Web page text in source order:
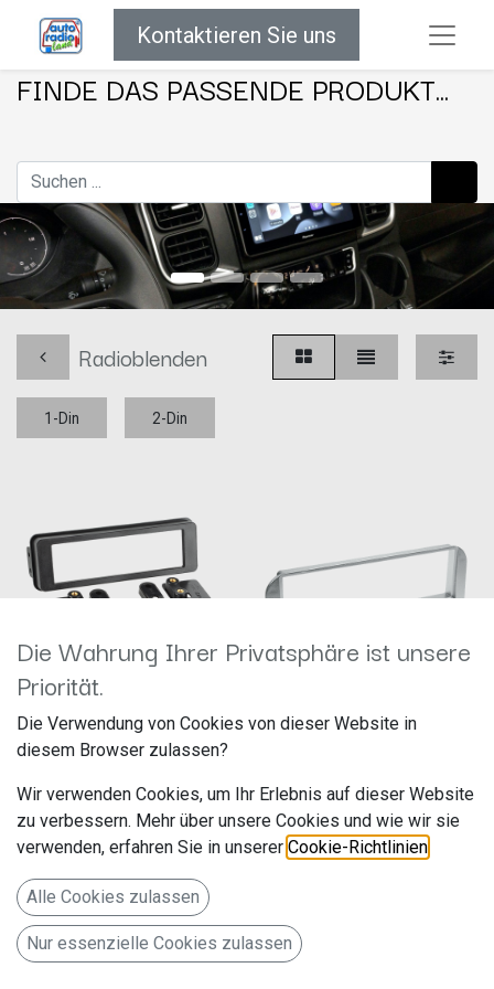
Kontaktieren Sie uns
FINDE DAS PASSENDE PRODUKT...
Radioblenden
1-Din 2-Din
1-DIN Radioblende Harley Davidson
281380-01
Hersteller: ACV
acv GmbH
Straßburger Allee 10-12
41812 Erkelenz
99,99€
1-DIN RB Alfa Romeo 147 / GT silber
281001-02
acv GmbH
Straßburger Allee 10-12
41812 Erkelenz
Deutschland www.acvgmbh.de
14,99
Die Wahrung Ihrer Privatsphäre ist unsere
Priorität.
Die Verwendung von Cookies von dieser Website in
diesem Browser zulassen?
Wir verwenden Cookies, um Ihr Erlebnis auf dieser Website
zu verbessern. Mehr über unsere Cookies und wie wir sie
verwenden, erfahren Sie in unserer Cookie-Richtlinien
Alle Cookies zulassen
Nur essenzielle Cookies zulassen